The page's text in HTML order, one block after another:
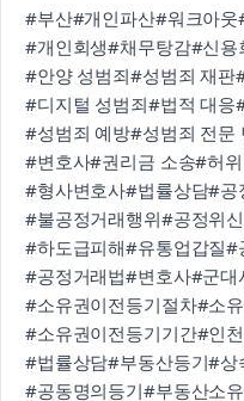
#부산#개인파산#워크아웃
#개인회생#채무탕감#신용
#안양 성범죄#성범죄 재판
#디지털 성범죄#법적 대응
#성범죄 예방#성범죄 전문
#변호사#권리금 소송#허
#형사변호사#법률상담#공
#불공정거래행위#공정위
#하도급피해#유통업갑질#
#공정거래법#변호사#군대
#소유권이전등기절차#소
#소유권이전등기기간#인
#법률상담#부동산등기#상
#공동명의등기#부동산소